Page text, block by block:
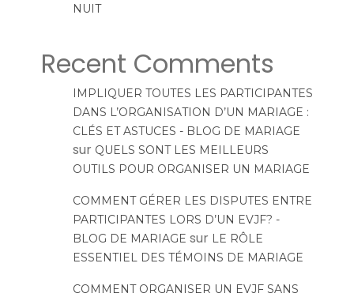
NUIT
Recent Comments
IMPLIQUER TOUTES LES PARTICIPANTES
DANS L’ORGANISATION D’UN MARIAGE :
CLÉS ET ASTUCES - BLOG DE MARIAGE
sur QUELS SONT LES MEILLEURS
OUTILS POUR ORGANISER UN MARIAGE
COMMENT GÉRER LES DISPUTES ENTRE
PARTICIPANTES LORS D’UN EVJF? -
BLOG DE MARIAGE sur LE RÔLE
ESSENTIEL DES TÉMOINS DE MARIAGE
COMMENT ORGANISER UN EVJF SANS